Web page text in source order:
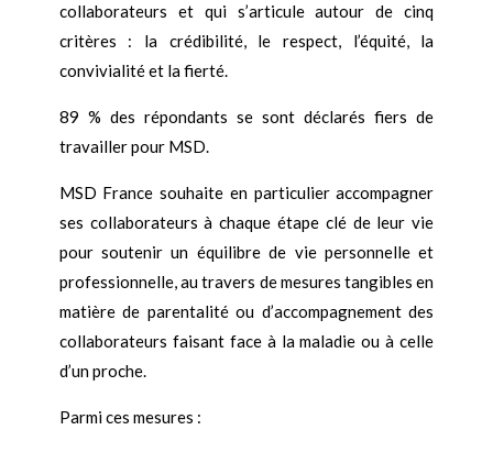
collaborateurs et qui s’articule autour de cinq
critères : la crédibilité, le respect, l’équité, la
convivialité et la fierté.
89 % des répondants se sont déclarés fiers de
travailler pour MSD.
MSD France souhaite en particulier accompagner
ses collaborateurs à chaque étape clé de leur vie
pour soutenir un équilibre de vie personnelle et
professionnelle, au travers de mesures tangibles en
matière de parentalité ou d’accompagnement des
collaborateurs faisant face à la maladie ou à celle
d’un proche.
Parmi ces mesures :